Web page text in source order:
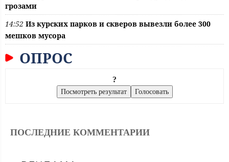
грозами
14:52 Из курских парков и скверов вывезли более 300
мешков мусора
ОПРОС
?
ПОСЛЕДНИЕ КОММЕНТАРИИ